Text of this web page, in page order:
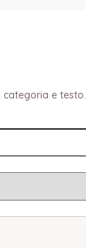
categoria e testo.